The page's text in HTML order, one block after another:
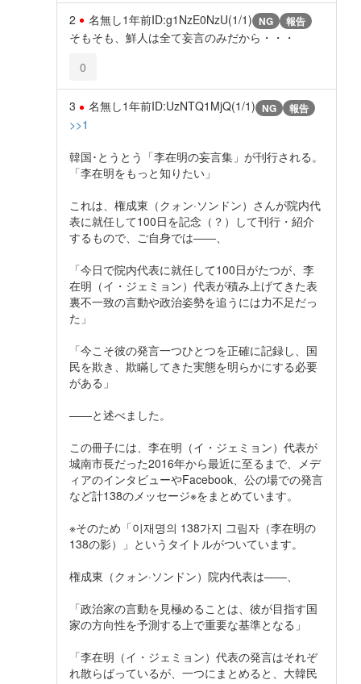
2 名無し1年前ID:g1NzE0NzU(1/1) NG 報告
そもそも、鮮人は全て妄言のみだから・・・
0
3 名無し1年前ID:UzNTQ1MjQ(1/1) NG 報告
>>1
韓国･とうとう「李在明の妄言集」が刊行される。
「李在明をもっと知りたい」
これは、権成東（クォン·ソンドン）さんが院内代
表に就任して100日を記念（？）して刊行・紹介
するもので、ご自身では――、
「今日で院内代表に就任して100日がたつが、李
在明（イ・ジェミョン）代表が積み上げてきた表
裏不一致の言動や政治姿勢を追うには力不足だっ
た」
「今こそ彼の発言一つひとつを正確に記録し、国
民を欺き、欺瞞してきた実態を明らかにする必要
がある」
――と述べました。
この冊子には、李在明（イ・ジェミョン）代表が
城南市長だった2016年から最近に至るまで、メデ
ィアのインタビューやFacebook、公の場での発言
など計138のメッセージ※をまとめています。
※そのため「이재명의 138가지 그림자（李在明の
138の影）」というタイトルがついています。
権成東（クォン·ソンドン）院内代表は――、
「政治家の言動を見極めることは、彼が目指す国
家の方向性を予測する上で重要な基準となる」
「李在明（イ・ジェミョン）代表の発言はそれぞ
れ散らばっているが、一つにまとめると、大韓民